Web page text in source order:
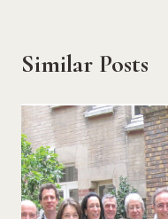
Similar Posts